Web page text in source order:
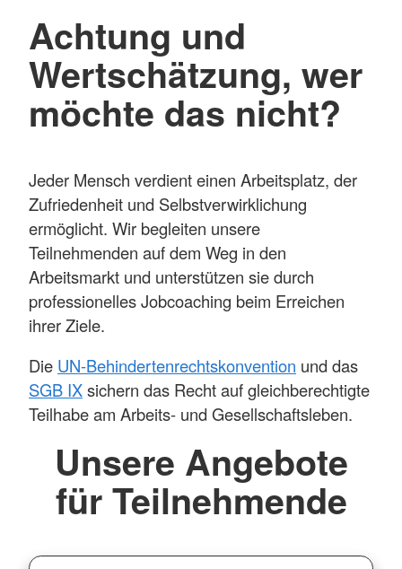
Achtung und
Wertschätzung, wer
möchte das nicht?
Jeder Mensch verdient einen Arbeitsplatz, der
Zufriedenheit und Selbstverwirklichung
ermöglicht. Wir begleiten unsere
Teilnehmenden auf dem Weg in den
Arbeitsmarkt und unterstützen sie durch
professionelles Jobcoaching beim Erreichen
ihrer Ziele.
Die UN-Behindertenrechtskonvention und das
SGB IXsichern das Recht auf gleichberechtigte
Teilhabe am Arbeits- und Gesellschaftsleben.
Unsere Angebote
für Teilnehmende